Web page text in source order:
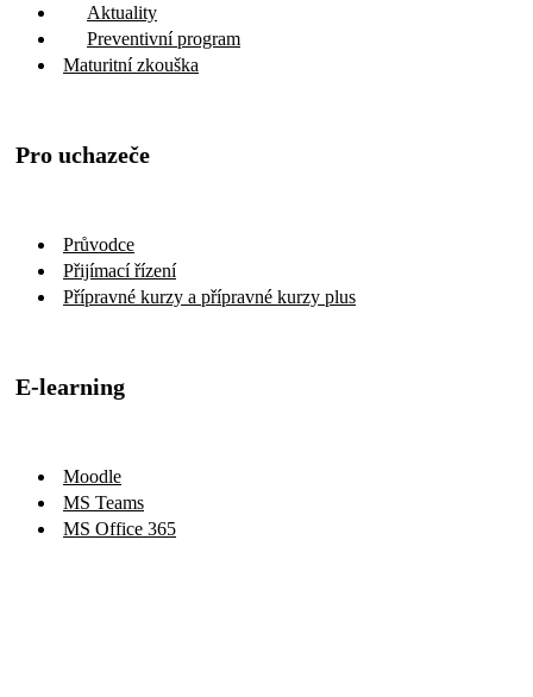
Aktuality
Preventivní program
Maturitní zkouška
Pro uchazeče
Průvodce
Přijímací řízení
Přípravné kurzy a přípravné kurzy plus
E-learning
Moodle
MS Teams
MS Office 365